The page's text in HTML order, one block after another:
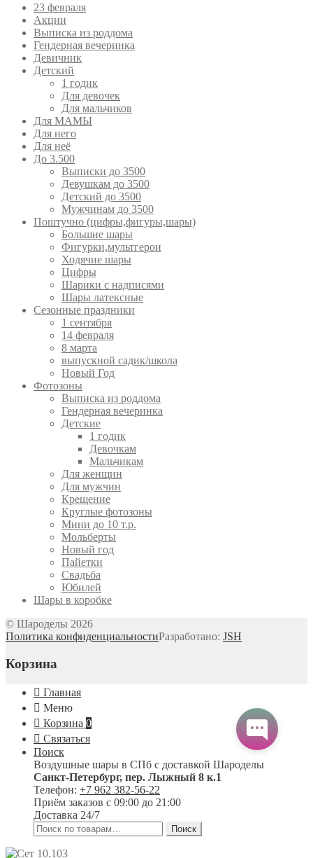
23 февраля
Акции
Выписка из роддома
Гендерная вечеринка
Девичник
Детский
1 годик
Для девочек
Для мальчиков
Для МАМЫ
Для него
Для неё
До 3.500
Выписки до 3500
Девушкам до 3500
Детский до 3500
Мужчинам до 3500
Поштучно (цифры,фигуры,шары)
Большие шары
Фигурки,мультгерои
Ходячие шары
Цифры
Шарики с надписями
Шары латексные
Сезонные праздники
1 сентября
14 февраля
8 марта
выпускной садик/школа
Новый Год
Фотозоны
Выписка из роддома
Гендерная вечеринка
Детские
1 годик
Девочкам
Мальчикам
Для женщин
Для мужчин
Крещение
Круглые фотозоны
Мини до 10 т.р.
Мольберты
Новый год
Пайетки
Свадьба
Юбилей
Шары в коробке
© Шароделы 2026
Политика конфиденциальностиРазработано: JSH
Корзина
Главная
Меню
Корзина 0
Связаться
Поиск
Воздушные шары в СПб с доставкой Шароделы
Санкт-Петербург, пер. Лыжный 8 к.1
Телефон: +7 962 382-56-22
Приём заказов с 09:00 до 21:00
Доставка 24/7
Искать:
Поиск